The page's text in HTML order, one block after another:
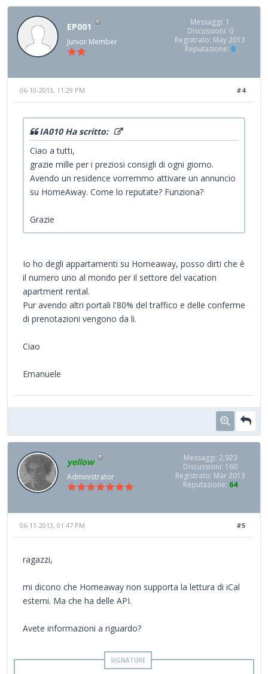
EP001
Junior Member
Messaggi: 1
Discussioni: 0
Registrato: May 2013
Reputazione: 0
#4
06-10-2013, 11:29 PM
IA010 Ha scritto:
Ciao a tutti,
grazie mille per i preziosi consigli di ogni giorno.
Avendo un residence vorremmo attivare un annuncio
su HomeAway. Come lo reputate? Funziona?
Grazie
Io ho degli appartamenti su Homeaway, posso dirti che è
il numero uno al mondo per il settore del vacation
apartment rental.
Pur avendo altri portali l'80% del traffico e delle conferme
di prenotazioni vengono da li.
Ciao
Emanuele
yellow
Administrator
Messaggi: 2,923
Discussioni: 160
Registrato: Mar 2013
Reputazione: 64
#5
06-11-2013, 01:47 PM
ragazzi,
mi dicono che Homeaway non supporta la lettura di iCal
esterni. Ma che ha delle API.
Avete informazioni a riguardo?